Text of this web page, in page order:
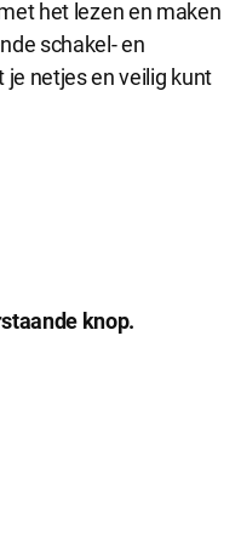
het lezen en maken
schakel- en
netjes en veilig kunt
knop.